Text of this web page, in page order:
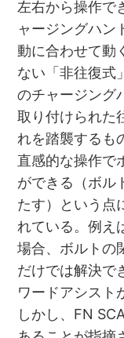
左右から操作で
ャージングハン
動に合わせて動
ない「非往復式
のチャージング
取り付けられた
れを踏襲するも
直感的な操作で
ができる（ボル
たす）という点
れている。例え
場合、ボルトの
だけでは解決で
ワードアシスト
しかし、FN